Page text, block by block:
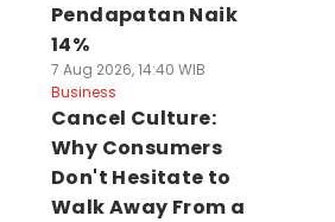
Pendapatan Naik
14%
7 Aug 2026, 14:40 WIB
Business
Cancel Culture:
Why Consumers
Don't Hesitate to
Walk Away From a